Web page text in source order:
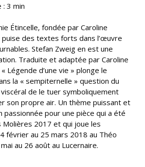
: 3 min
Étincelle, fondée par Caroline
des textes forts dans l’œuvre
Stefan Zweig en est une
Traduite et adaptée par Caroline
Légende d’une vie » plonge le
la « sempiternelle » question du
de le tuer symboliquement
son propre air. Un thème puissant et
pour une pièce qui a été
Molières 2017 et qui joue les
février au 25 mars 2018 au Théo
au 26 août au Lucernaire.